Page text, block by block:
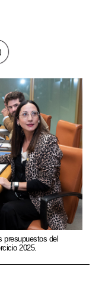
presupuestos del
2025.